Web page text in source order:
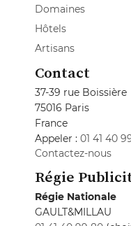
Domaines
Hôtels
Artisans
Contact
37-39 rue Boissière
75016 Paris
France
Appeler : 01 41 40
Contactez-nous
Régie
Régie Nationale
GAULT&MILLAU